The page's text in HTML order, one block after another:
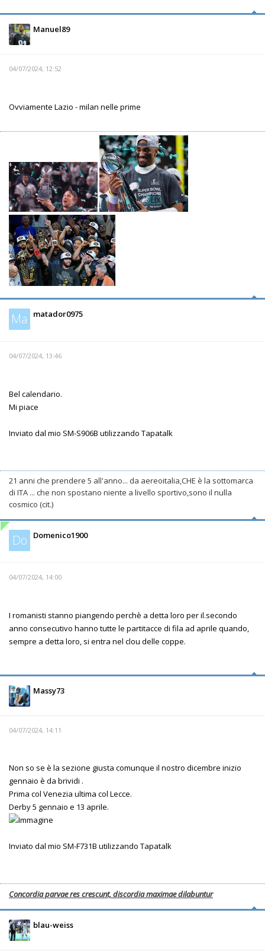
Manuel89
04/07/2024, 12:52
Ovviamente Lazio - milan nelle prime
Ma matador0975
04/07/2024, 13:46
Bel calendario.
Mi piace
Inviato dal mio SM-S906B utilizzando Tapatalk
21 anni che prendere 5 all'anno... da aereoitalia,CHE è la sottomarca
di ITA ... che non spostano niente a livello sportivo,sono il nulla
cosmico (cit.)
Do Domenico1900
04/07/2024, 14:00
I romanisti stanno piangendo perchè a detta loro per il.secondo
anno consecutivo hanno tutte le partitacce di fila ad aprile quando,
sempre a detta loro, si entra nel clou delle coppe.
Massy73
04/07/2024, 14:11
Non so se è la sezione giusta comunque il nostro dicembre inizio
gennaio è da brividi .
Prima col Venezia ultima col Lecce.
Derby 5 gennaio e 13 aprile.
Inviato dal mio SM-F731B utilizzando Tapatalk
Concordia parvae res crescunt, discordia maximae dilabuntur
blau-weiss